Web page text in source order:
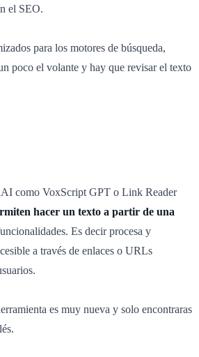
el SEO.
para los motores de búsqueda,
poco el volante y hay que revisar el texto
como VoxScript GPT o Link Reader
hacer un texto a partir de una
Es decir procesa y
a través de enlaces o URLs
es muy nueva y solo encontraras